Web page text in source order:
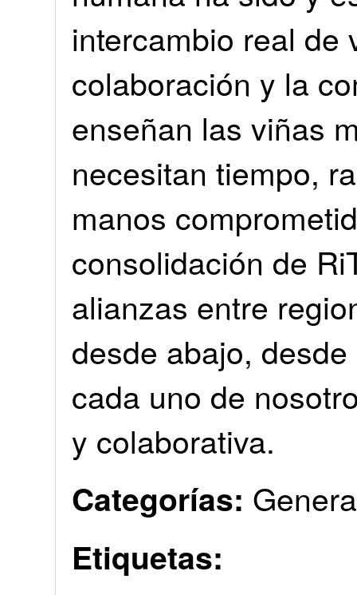
intercambio real de
colaboración y la
enseñan las viñas
necesitan tiempo,
manos
consolidación de
alianzas entre
desde abajo,
cada uno de
y colaborativa.
Categorías:
Etiquetas: